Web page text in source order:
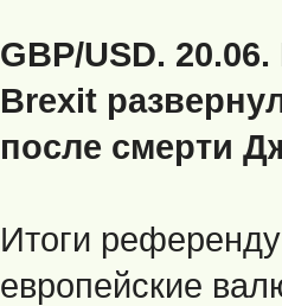
GBP/USD.
Brexit
после смерти
Итоги
европейские